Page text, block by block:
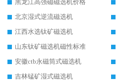
黑龙江高强磁磁选机价格
北京湿式逆流磁选机
江西水选钛矿磁选机
山东钛矿磁选机磁性标准
安徽ctb永磁筒式磁选机
吉林锰矿湿式磁选机